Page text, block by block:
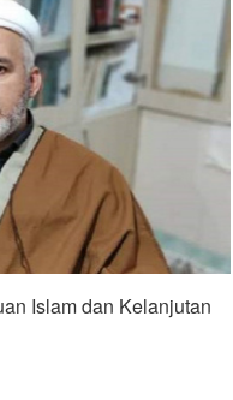
Islam dan Kelanjutan